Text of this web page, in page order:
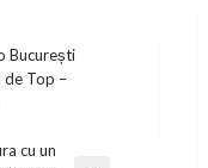
București
de Top –
cu un